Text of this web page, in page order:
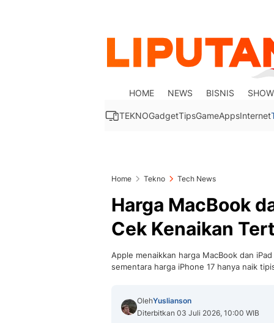
HOME NEWS BISNIS
TEKNOGadgetTipsGameAppsInternet
Home Tekno Tech News
Harga MacBook
Cek Kenaikan
Apple menaikkan harga MacBook dan
sementara harga iPhone 17 hanya naik
OlehYuslianson
Diterbitkan 03 Juli 2026, 10:00 WIB